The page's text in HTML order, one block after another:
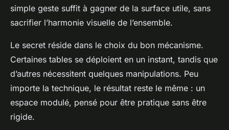
simple geste suffit à gagner de la surface utile, sans
sacrifier l’harmonie visuelle de l’ensemble.
Le secret réside dans le choix du bon mécanisme.
Certaines tables se déploient en un instant, tandis que
d’autres nécessitent quelques manipulations. Peu
importe la technique, le résultat reste le même : un
espace modulé, pensé pour être pratique sans être
rigide.